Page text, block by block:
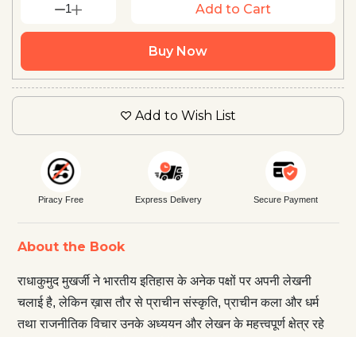
1 Add to Cart
Buy Now
Add to Wish List
Piracy Free Express Delivery Secure Payment
About the Book
राधाकुमुद मुखर्जी ने भारतीय इतिहास के अनेक पक्षों पर अपनी लेखनी
चलाई है, लेकिन ख़ास तौर से प्राचीन संस्कृति, प्राचीन कला और धर्म
तथा राजनीतिक विचार उनके अध्ययन और लेखन के महत्त्वपूर्ण क्षेत्र रहे